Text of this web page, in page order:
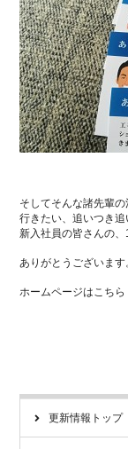
そしてそんな諸先輩
行きたい、追いつき追
新入社員の皆さんの、
ありがとうございます
ホームページはこちら
更新情報トップ